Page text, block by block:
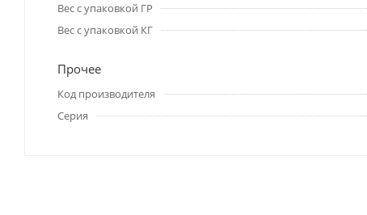
Вес с упаковкой ГР
Вес с упаковкой КГ
Прочее
Код производителя
Серия